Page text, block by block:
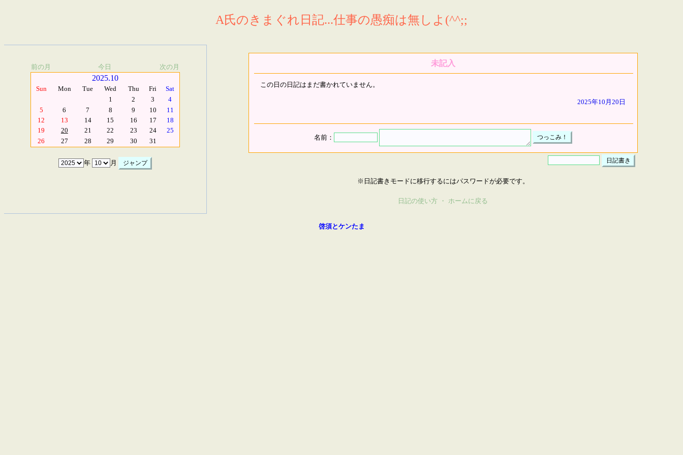
A氏のきまぐれ日記...仕事の愚痴は無しよ(^^;;
前の月 今日 次の月
2025.10
Sun Mon Tue Wed Thu Fri
Sat
1
2 3
4
5
6 7 8 9 10
11
12
13 14 15 16 17
18
19
20 21 22 23 24
25
26
27 28 29 30 31
年 月
未記入
この日の日記はまだ書かれていません。
2025年10月20日
名前：
※日記書きモードに移行するにはパスワードが必要です。
日記の使い方 ・ ホームに戻る
啓須とケンたま